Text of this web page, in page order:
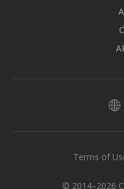
© 2014–2026
Terms of